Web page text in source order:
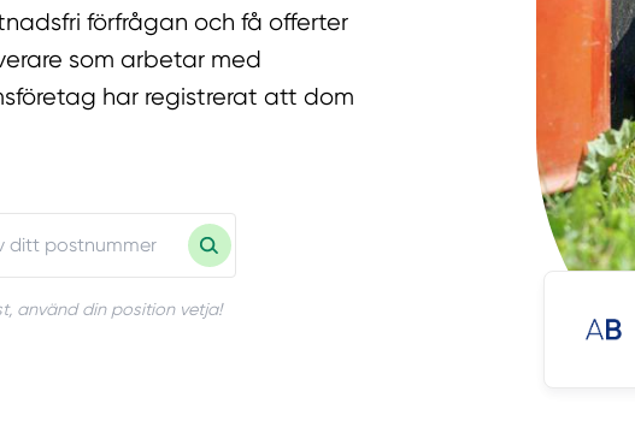
förfrågan och få offerter
som arbetar med
har registrerat att dom
använd din position vetja!